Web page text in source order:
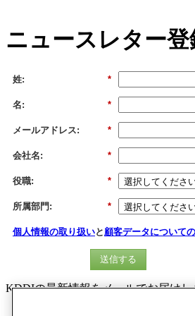
ニュースレター登
*
姓:
*
名:
*
メールアドレス:
*
会社名:
*
役職:
*
所属部門:
個人情報の取り扱いと 顧客データについて
送信する
KDDIの最新情報をメールでお届けし